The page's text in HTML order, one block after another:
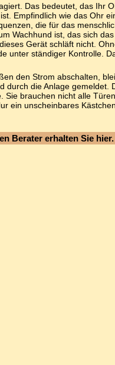
Das bedeutet, das Ihr
Empfindlich wie das Ohr
die für das
Wachhund ist, das sich
Gerät schläft nicht.
unter ständiger Kontrolle.
den Strom abschalten,
durch die Anlage gemeldet.
Sie brauchen nicht alle
ein unscheinbares
Berater erhalten Sie hier.